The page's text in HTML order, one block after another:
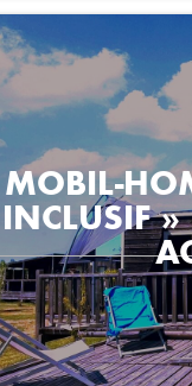
MOBIL-
INCLUSIF »